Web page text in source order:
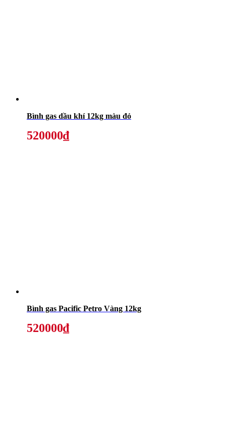
Bình gas dầu khí 12kg màu đỏ
520000₫
Bình gas Pacific Petro Vàng 12kg
520000₫